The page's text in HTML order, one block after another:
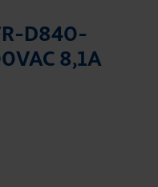
D840-
8,1A